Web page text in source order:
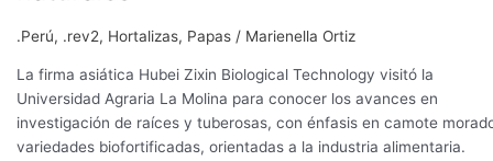
.Perú, .rev2, Hortalizas, Papas / Marienella Ortiz
La firma asiática Hubei Zixin Biological Technology visitó la
Universidad Agraria La Molina para conocer los avances en
investigación de raíces y tuberosas, con énfasis en camote
variedades biofortificadas, orientadas a la industria alimentaria.